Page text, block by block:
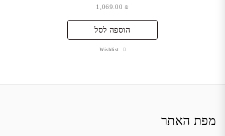
₪
הוספה לסל
Wishlist
מפת האתר